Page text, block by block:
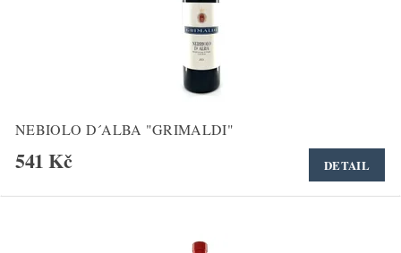
NEBIOLO D´ALBA "GRIMALDI"
541 Kč DETAIL